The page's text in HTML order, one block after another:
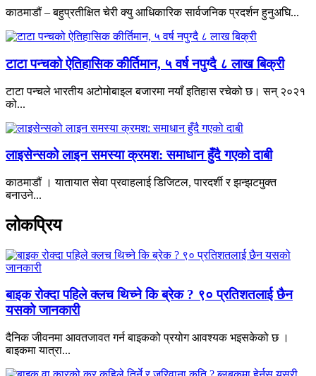
काठमाडौं – बहुप्रतीक्षित चेरी क्यु आधिकारिक सार्वजनिक प्रदर्शन हुनुअघि...
टाटा पन्चको ऐतिहासिक कीर्तिमान, ५ वर्ष नपुग्दै ८ लाख बिक्री
टाटा पन्चले भारतीय अटोमोबाइल बजारमा नयाँ इतिहास रचेको छ। सन् २०२१
को...
लाइसेन्सको लाइन समस्या क्रमश: समाधान हुँदै गएको दाबी
काठमाडौं । यातायात सेवा प्रवाहलाई डिजिटल, पारदर्शी र झन्झटमुक्त
बनाउने...
लोकप्रिय
बाइक रोक्दा पहिले क्लच थिच्ने कि ब्रेक ? ९० प्रतिशतलाई छैन
यसको जानकारी
दैनिक जीवनमा आवतजावत गर्न बाइकको प्रयोग आवश्यक भइसकेको छ ।
बाइकमा यात्रा...